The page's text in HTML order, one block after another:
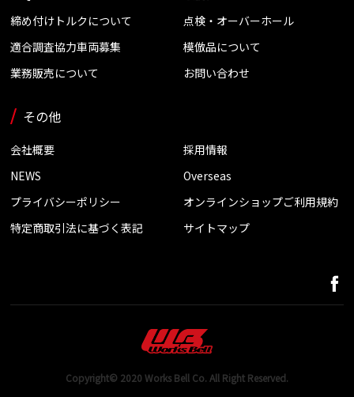
締め付けトルクについて
点検・オーバーホール
適合調査協力車両募集
模倣品について
業務販売について
お問い合わせ
その他
会社概要
採用情報
NEWS
Overseas
プライバシーポリシー
オンラインショップご利用規約
特定商取引法に基づく表記
サイトマップ
Copyright© 2020 Works Bell Co. All Right Reserved.